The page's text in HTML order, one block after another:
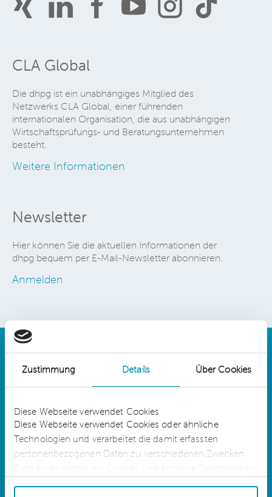
Zustimmung Details Über Cookies
Diese Webseite verwendet Cookies
Diese Webseite verwendet Cookies oder ähnliche
Technologien und verarbeitet die damit erfassten
personenbezogenen Daten zu verschiedenen Zwecken.
Zum einen setzen wir Cookies und ähnliche Technologien
CLA Global
Die dhpg ist ein unabhängiges Mitglied des
Netzwerks CLA Global, einer führenden
internationalen Organisation, die aus unabhängigen
Wirtschaftsprüfungs- und Beratungsunternehmen
besteht.
Weitere Informationen
Newsletter
Hier können Sie die aktuellen Informationen der
dhpg bequem per E-Mail-Newsletter abonnieren.
Anmelden
dhpg is an independent network member of
CLA Global. See
CLAglobal.com/disclaimer
Sitemap